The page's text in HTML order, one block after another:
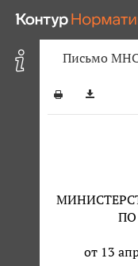
Письмо
от 13